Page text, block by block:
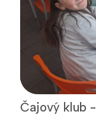
Čajový klub